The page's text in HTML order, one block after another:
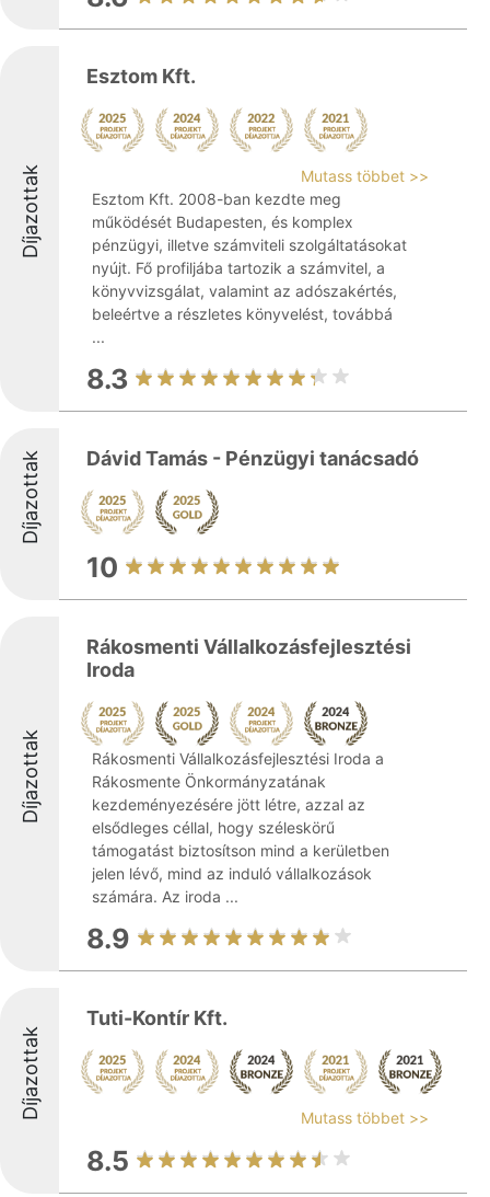
Díjazottak
Esztom Kft.
Mutass többet >>
Esztom Kft. 2008-ban kezdte meg
működését Budapesten, és komplex
pénzügyi, illetve számviteli szolgáltatásokat
nyújt. Fő profiljába tartozik a számvitel, a
könyvvizsgálat, valamint az adószakértés,
beleértve a részletes könyvelést, továbbá
...
8.3
Díjazottak Dávid Tamás - Pénzügyi tanácsadó
10
Díjazottak
Rákosmenti Vállalkozásfejlesztési
Iroda
Rákosmenti Vállalkozásfejlesztési Iroda a
Rákosmente Önkormányzatának
kezdeményezésére jött létre, azzal az
elsődleges céllal, hogy széleskörű
támogatást biztosítson mind a kerületben
jelen lévő, mind az induló vállalkozások
számára. Az iroda ...
8.9
Díjazottak
Tuti-Kontír Kft.
Mutass többet >>
8.5